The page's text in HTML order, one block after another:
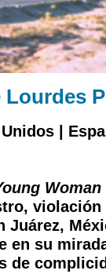
Lourdes
|
Woman
violación
Juárez,
en su
de